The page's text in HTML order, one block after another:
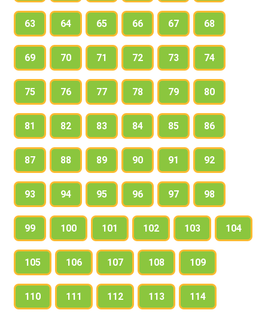
63 64 65 66 67 68
69 70 71 72 73 74
75 76 77 78 79 80
81 82 83 84 85 86
87 88 89 90 91 92
93 94 95 96 97 98
99 100 101 102 103 104
105 106 107 108 109
110 111 112 113 114